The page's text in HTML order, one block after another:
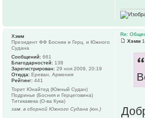
Re:
Хэмм
Хэмм
Президент ФФ Боснии и Герц. и Южного
Судана
Сообщений: 661
Благодарностей: 138
Зарегистрирован: 29 ноя 2009, 20:19
Откуда: Ереван, Армения
Рейтинг: 441
Торит Юнайтед (Южный Судан)
Подринье (Босния и Герцеговина)
Титикавека (О-ва Кука)
зам. в сборной Южного Судана (юн.)